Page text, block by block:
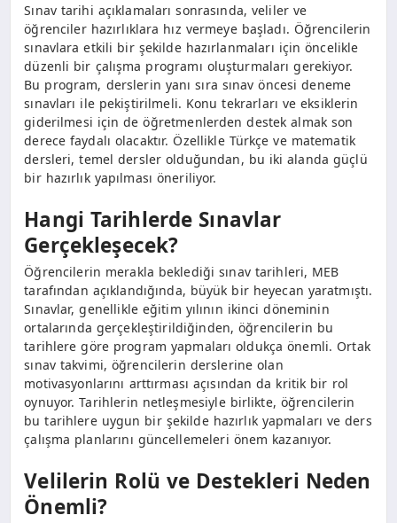
Sınav tarihi açıklamaları sonrasında, veliler ve
öğrenciler hazırlıklara hız vermeye başladı. Öğrencilerin
sınavlara etkili bir şekilde hazırlanmaları için öncelikle
düzenli bir çalışma programı oluşturmaları gerekiyor.
Bu program, derslerin yanı sıra sınav öncesi deneme
sınavları ile pekiştirilmeli. Konu tekrarları ve eksiklerin
giderilmesi için de öğretmenlerden destek almak son
derece faydalı olacaktır. Özellikle Türkçe ve matematik
dersleri, temel dersler olduğundan, bu iki alanda güçlü
bir hazırlık yapılması öneriliyor.
Hangi Tarihlerde Sınavlar
Gerçekleşecek?
Öğrencilerin merakla beklediği sınav tarihleri, MEB
tarafından açıklandığında, büyük bir heyecan yaratmıştı.
Sınavlar, genellikle eğitim yılının ikinci döneminin
ortalarında gerçekleştirildiğinden, öğrencilerin bu
tarihlere göre program yapmaları oldukça önemli. Ortak
sınav takvimi, öğrencilerin derslerine olan
motivasyonlarını arttırması açısından da kritik bir rol
oynuyor. Tarihlerin netleşmesiyle birlikte, öğrencilerin
bu tarihlere uygun bir şekilde hazırlık yapmaları ve ders
çalışma planlarını güncellemeleri önem kazanıyor.
Velilerin Rolü ve Destekleri Neden
Önemli?